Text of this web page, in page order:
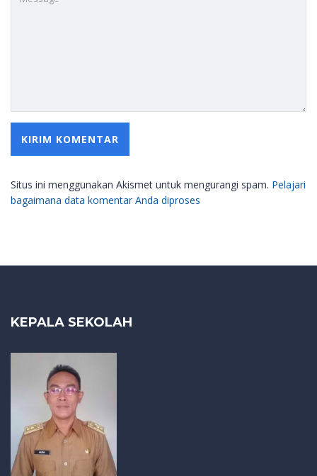
Situs ini menggunakan Akismet untuk mengurangi spam. Pelajari
bagaimana data komentar Anda diproses
KEPALA SEKOLAH